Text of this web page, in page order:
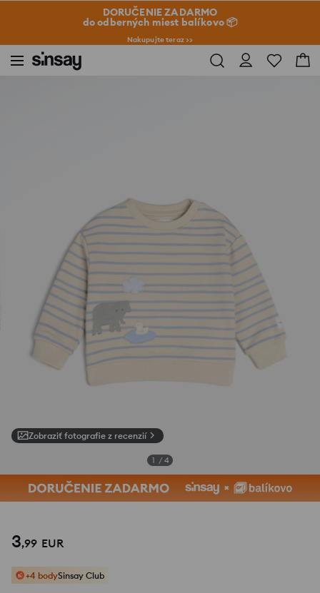
DORUČENIE ZADARMO
do odberných miest balíkovo 📦
Nakupujte teraz >>
Zobraziť fotografie z recenzií
1 / 4
3,99 EUR
+4 bodySinsay Club